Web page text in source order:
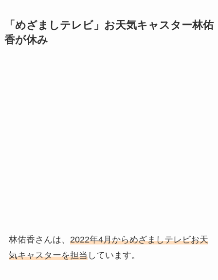
「めざましテレビ」お天気キャスター林佑
香が休み
林佑香さんは、 2022年4月からめざましテレビお天
気キャスターを担当しています。